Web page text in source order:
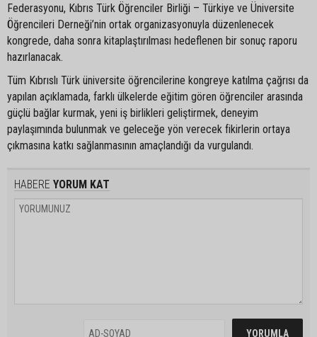
Federasyonu, Kıbrıs Türk Öğrenciler Birliği – Türkiye ve Üniversite
Öğrencileri Derneği’nin ortak organizasyonuyla düzenlenecek
kongrede, daha sonra kitaplaştırılması hedeflenen bir sonuç raporu
hazırlanacak.
Tüm Kıbrıslı Türk üniversite öğrencilerine kongreye katılma çağrısı da
yapılan açıklamada, farklı ülkelerde eğitim gören öğrenciler arasında
güçlü bağlar kurmak, yeni iş birlikleri geliştirmek, deneyim
paylaşımında bulunmak ve geleceğe yön verecek fikirlerin ortaya
çıkmasına katkı sağlanmasının amaçlandığı da vurgulandı.
HABERE YORUM KAT